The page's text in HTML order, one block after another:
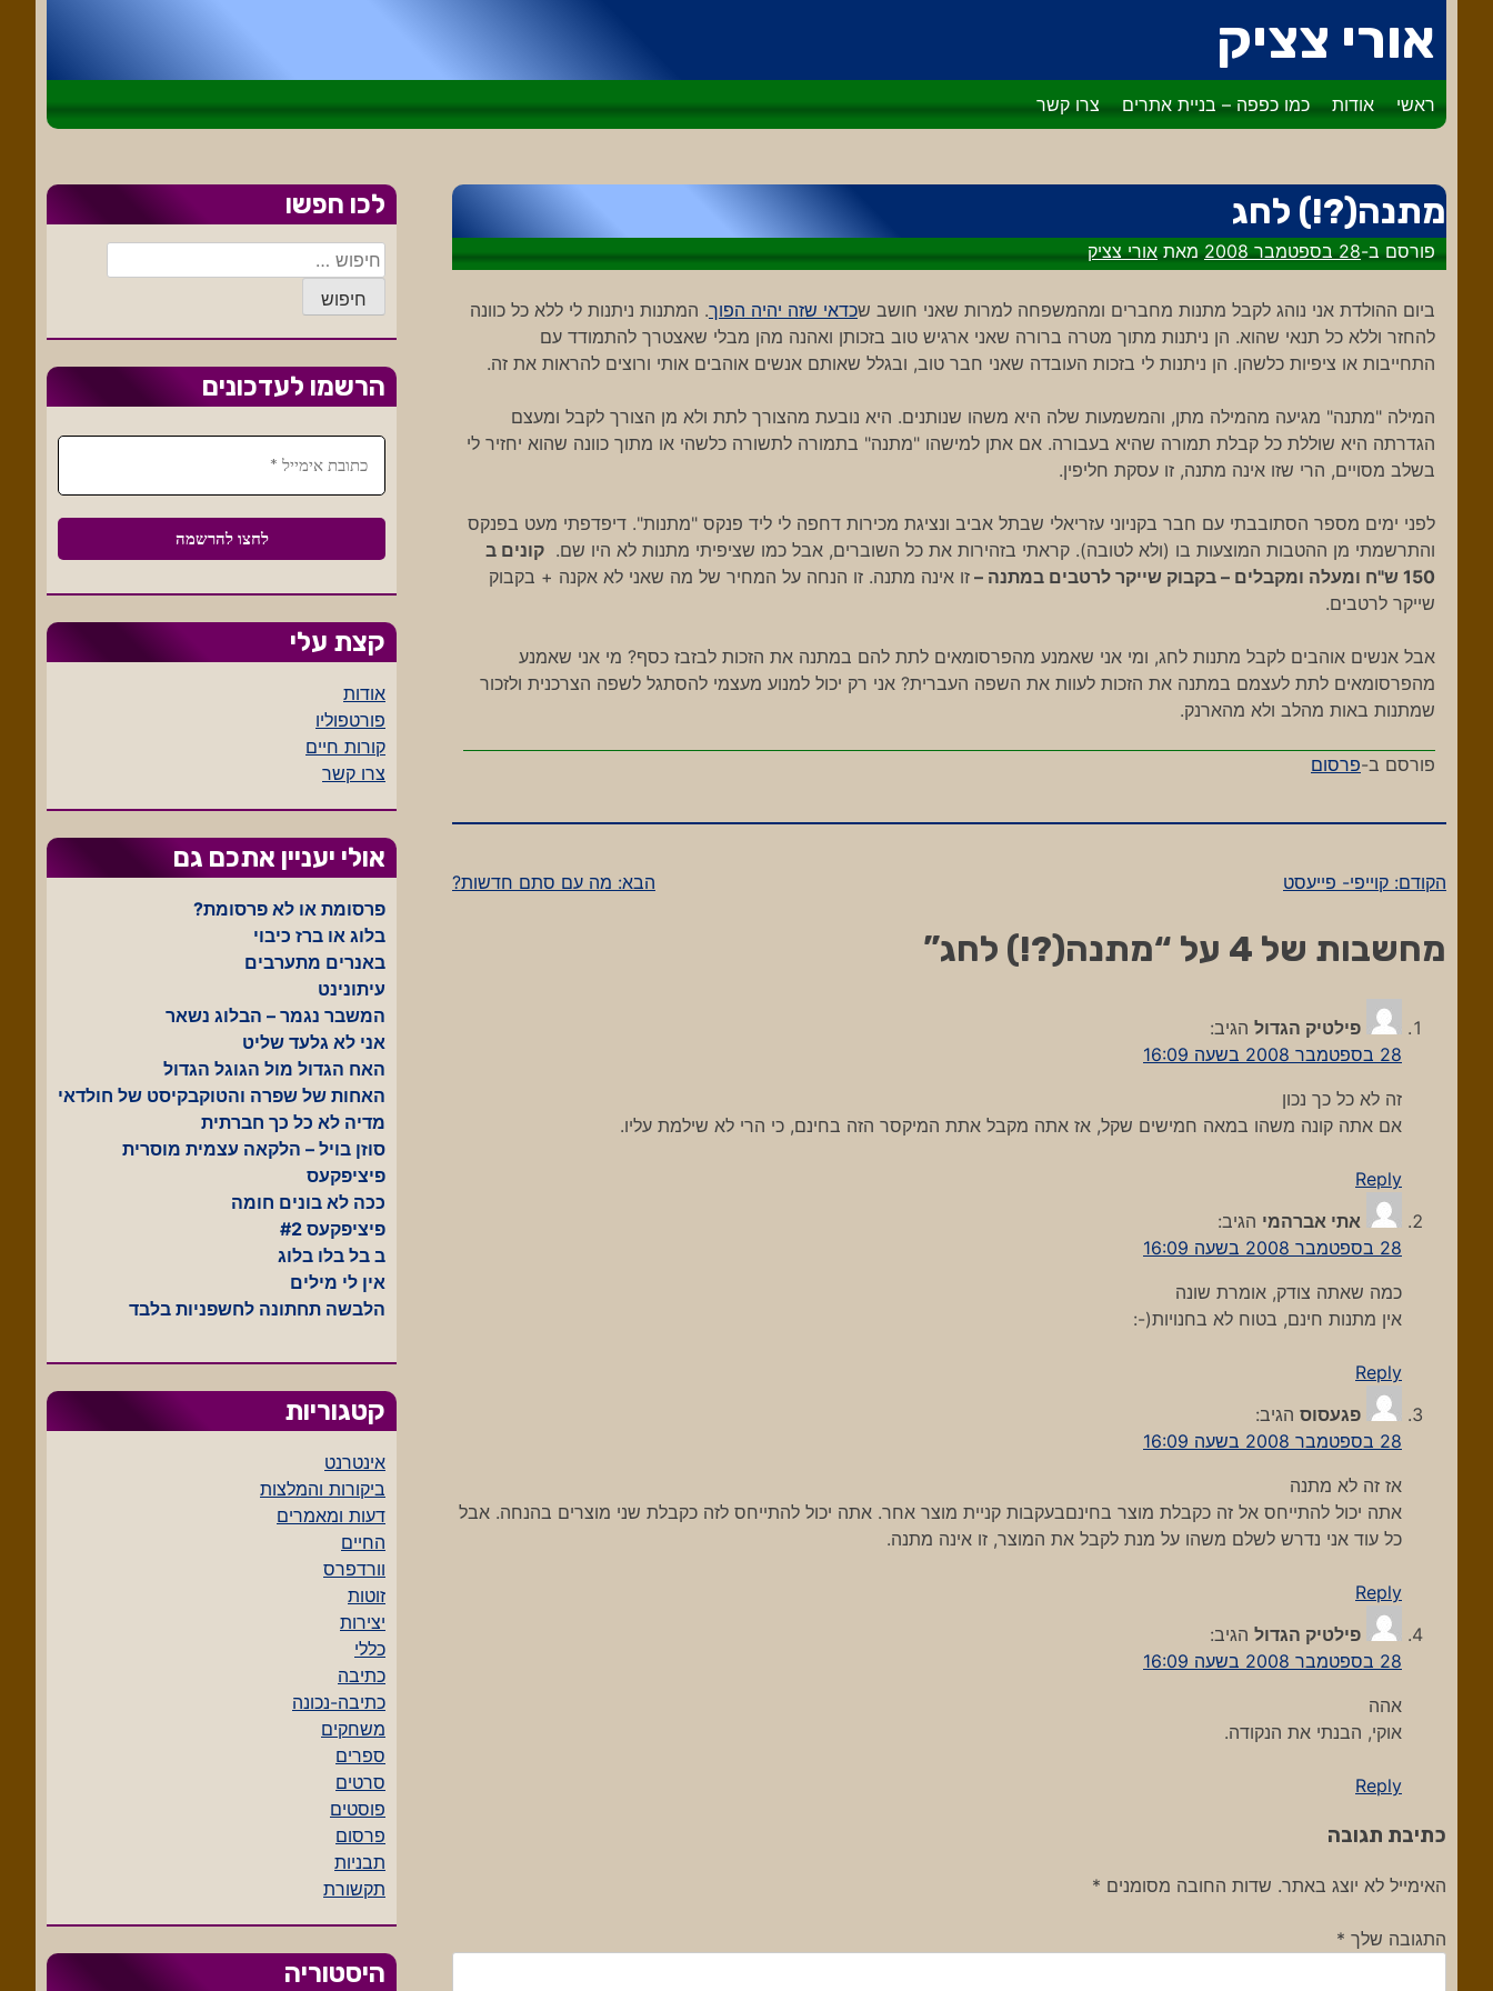
לתוכן
אורי צציק
ראשי אודות כמו כפפה – בניית אתרים צרו קשר
מתנה(?!) לחג
פורסם ב-28 בספטמבר 2008 מאתאורי צציק
ביום ההולדת אני נוהג לקבל מתנות מחברים ומהמשפחה למרות שאני חושב שכדאי שזה יהיה הפוך. המתנות ניתנות לי ללא כל כוונה
להחזר וללא כל תנאי שהוא. הן ניתנות מתוך מטרה ברורה שאני ארגיש טוב בזכותן ואהנה מהן מבלי שאצטרך להתמודד עם
התחייבות או ציפיות כלשהן. הן ניתנות לי בזכות העובדה שאני חבר טוב, ובגלל שאותם אנשים אוהבים אותי ורוצים להראות את זה.
המילה "מתנה" מגיעה מהמילה מתן, והמשמעות שלה היא משהו שנותנים. היא נובעת מהצורך לתת ולא מן הצורך לקבל ומעצם
הגדרתה היא שוללת כל קבלת תמורה שהיא בעבורה. אם אתן למישהו "מתנה" בתמורה לתשורה כלשהי או מתוך כוונה שהוא יחזיר לי
בשלב מסויים, הרי שזו אינה מתנה, זו עסקת חליפין.
לפני ימים מספר הסתובבתי עם חבר בקניוני עזריאלי שבתל אביב ונציגת מכירות דחפה לי ליד פנקס "מתנות". דיפדפתי מעט בפנקס
והתרשמתי מן ההטבות המוצעות בו (ולא לטובה). קראתי בזהירות את כל השוברים, אבל כמו שציפיתי מתנות לא היו שם. קונים ב
150 ש"ח ומעלה ומקבלים – בקבוק שייקר לרטבים במתנה –
זו אינה מתנה. זו הנחה על המחיר של מה שאני לא אקנה + בקבוק
שייקר לרטבים.
אבל אנשים אוהבים לקבל מתנות לחג, ומי אני שאמנע מהפרסומאים לתת להם במתנה את הזכות לבזבז כסף? מי אני שאמנע
מהפרסומאים לתת לעצמם במתנה את הזכות לעוות את השפה העברית? אני רק יכול למנוע מעצמי להסתגל לשפה הצרכנית ולזכור
שמתנות באות מהלב ולא מהארנק.
פורסם ב-פרסום
ניווט
הקודם: קוייפי- פייעסט הבא: מה עם סתם חדשות?
מחשבות של 4 על “ מתנה(?!) לחג”
פילטיק הגדול הגיב:
28 בספטמבר 2008 בשעה 16:09
זה לא כל כך נכון
אם אתה קונה משהו במאה חמישים שקל, אז אתה מקבל אתת המיקסר הזה בחינם, כי הרי לא שילמת עליו.
Reply
אתי אברהמי הגיב:
28 בספטמבר 2008 בשעה 16:09
כמה שאתה צודק, אומרת שונה
אין מתנות חינם, בטוח לא בחנויות(-:
Reply
פגעסוס הגיב:
28 בספטמבר 2008 בשעה 16:09
אז זה לא מתנה
אתה יכול להתייחס אל זה כקבלת מוצר בחינםבעקבות קניית מוצר אחר. אתה יכול להתייחס לזה כקבלת שני מוצרים בהנחה. אבל
כל עוד אני נדרש לשלם משהו על מנת לקבל את המוצר, זו אינה מתנה.
Reply
פילטיק הגדול הגיב:
28 בספטמבר 2008 בשעה 16:09
אהה
אוקי, הבנתי את הנקודה.
Reply
כתיבת תגובה
האימייל לא יוצג באתר. שדות החובה מסומנים *
התגובה שלך *
לכו חפשו
חיפוש:
הרשמו לעדכונים
קצת עלי
אודות
פורטפוליו
קורות חיים
צרו קשר
אולי יעניין אתכם גם
פרסומת או לא פרסומת?
בלוג או ברז כיבוי
באנרים מתערבים
עיתונינט
המשבר נגמר – הבלוג נשאר
אני לא גלעד שליט
האח הגדול מול הגוגל הגדול
האחות של שפרה והטוקבקיסט של חולדאי
מדיה לא כל כך חברתית
סוזן בויל – הלקאה עצמית מוסרית
פיציפקעס
ככה לא בונים חומה
פיציפקעס #2
ב בל בלו בלוג
אין לי מילים
הלבשה תחתונה לחשפניות בלבד
קטגוריות
אינטרנט
ביקורות והמלצות
דעות ומאמרים
החיים
וורדפרס
זוטות
יצירות
כללי
כתיבה
כתיבה-נכונה
משחקים
ספרים
סרטים
פוסטים
פרסום
תבניות
תקשורת
היסטוריה